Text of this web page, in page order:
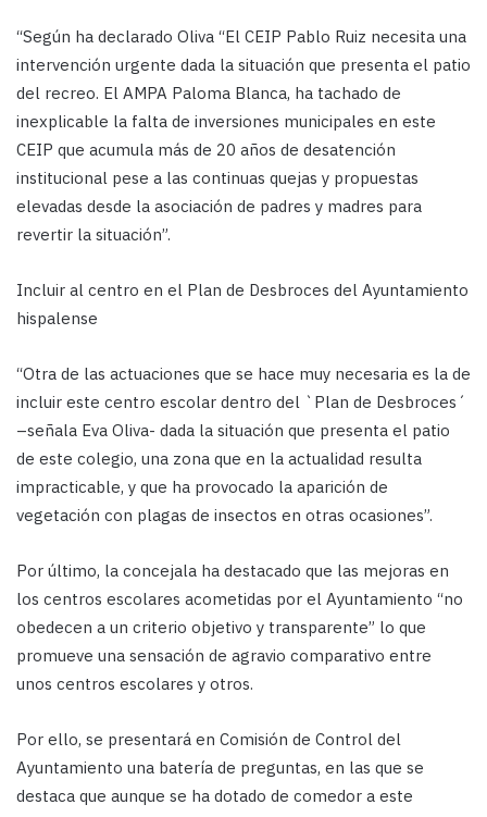
“Según ha declarado Oliva “El CEIP Pablo Ruiz necesita una
intervención urgente dada la situación que presenta el patio
del recreo. El AMPA Paloma Blanca, ha tachado de
inexplicable la falta de inversiones municipales en este
CEIP que acumula más de 20 años de desatención
institucional pese a las continuas quejas y propuestas
elevadas desde la asociación de padres y madres para
revertir la situación”.
Incluir al centro en el Plan de Desbroces del Ayuntamiento
hispalense
“Otra de las actuaciones que se hace muy necesaria es la de
incluir este centro escolar dentro del `Plan de Desbroces´
–señala Eva Oliva- dada la situación que presenta el patio
de este colegio, una zona que en la actualidad resulta
impracticable, y que ha provocado la aparición de
vegetación con plagas de insectos en otras ocasiones”.
Por último, la concejala ha destacado que las mejoras en
los centros escolares acometidas por el Ayuntamiento “no
obedecen a un criterio objetivo y transparente” lo que
promueve una sensación de agravio comparativo entre
unos centros escolares y otros.
Por ello, se presentará en Comisión de Control del
Ayuntamiento una batería de preguntas, en las que se
destaca que aunque se ha dotado de comedor a este